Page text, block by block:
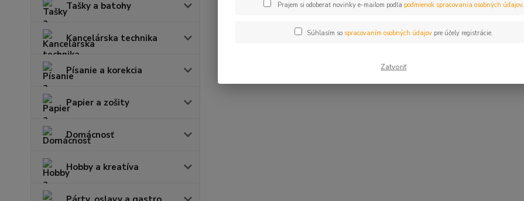
Tašky a batohy
Kancelárska technika
Písanie a korekcia
Papier a zošity
Domácnosť
Hobby a kreatíva
Prajem si odoberať novinky e-mailom podľa podmienok spracovania osobných údajov.
Súhlasím so spracovaním osobných údajovpre účely registrácie.
Zatvoriť